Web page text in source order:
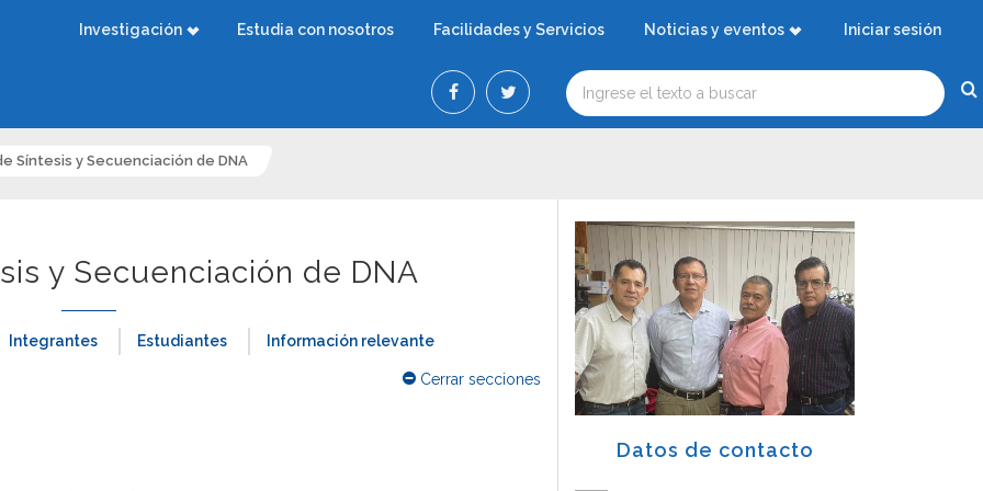
Investigación Estudia con nosotros Facilidades y Servicios Noticias y eventos Iniciar sesión
Síntesis y Secuenciación de DNA
y Secuenciación de DNA
Integrantes Estudiantes Información relevante
Cerrar secciones
Datos de contacto